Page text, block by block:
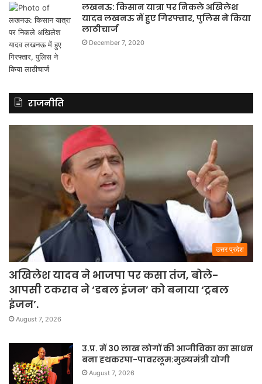
लखनऊ: किसान यात्रा पर निकले अखिलेश
यादव लखनऊ में हुए गिरफ्तार, पुलिस ने किया
लाठीचार्ज
December 7, 2020
राजनीति
उत्तर प्रदेश
अखिलेश यादव ने भाजपा पर कसा तंज, बोले-
आपसी टकराव ने ‘डबल इंजन’ को बनाया ‘ट्रबल
इंजन’.
August 7, 2026
उ.प्र. में 30 लाख लोगों की आजीविका का साधन
बना हथकरघा-पावरलूम:मुख्यमंत्री योगी
August 7, 2026